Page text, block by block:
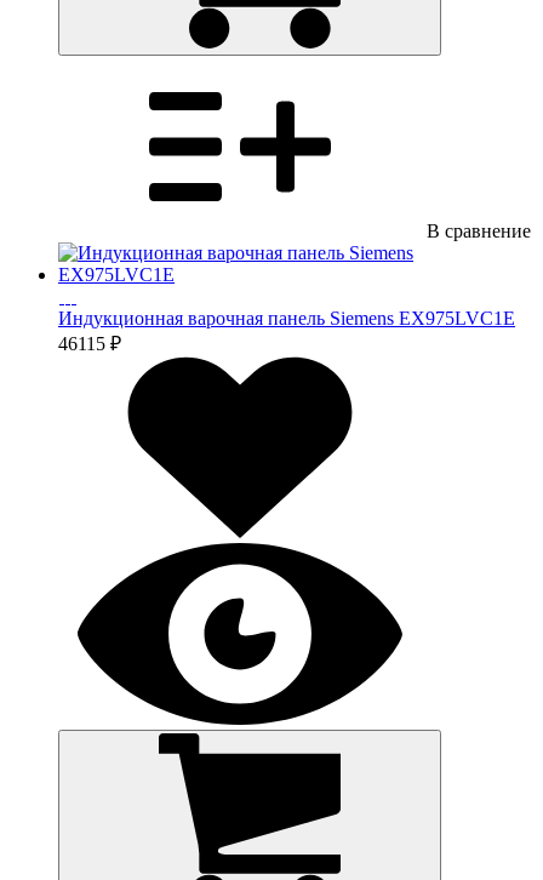
В сравнение
Индукционная варочная панель Siemens EX975LVC1E
46115 ₽